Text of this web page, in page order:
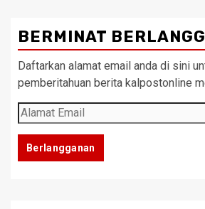
BERMINAT
Daftarkan alamat email anda di sini
pemberitahuan berita kalpostonline
Alamat
Email
Berlangganan